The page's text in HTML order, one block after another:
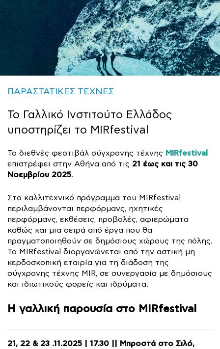
ΠΑΡΑΣΤΑΤΙΚΕΣ ΤΕΧΝΕΣ
Το Γαλλικό Ινστιτούτο Ελλάδος
υποστηρίζει το MIRfestival
Το διεθνές φεστιβάλ σύγχρονης τέχνης MIRfestival
επιστρέφει στην Αθήνα από τις 21 έως και τις 30
Νοεμβρίου 2025.
Στο καλλιτεχνικό πρόγραμμα του MIRfestival
περιλαμβάνονται περφόρμανς, ηχητικές
περφόρμανς, εκθέσεις, προβολές, αφιερώματα
καθώς και μια σειρά από έργα που θα
πραγματοποιηθούν σε δημόσιους χώρους της πόλης.
Το MIRfestival διοργανώνεται από την αστική μη
κερδοσκοπική εταιρία για τη διάδοση της
σύγχρονης τέχνης MIR, σε συνεργασία με δημόσιους
και ιδιωτικούς φορείς και ιδρύματα.
Η γαλλική παρουσία στο MIRfestival
21, 22 & 23 .11.2025 | 17.30 || Μπροστά στο Σιλό,